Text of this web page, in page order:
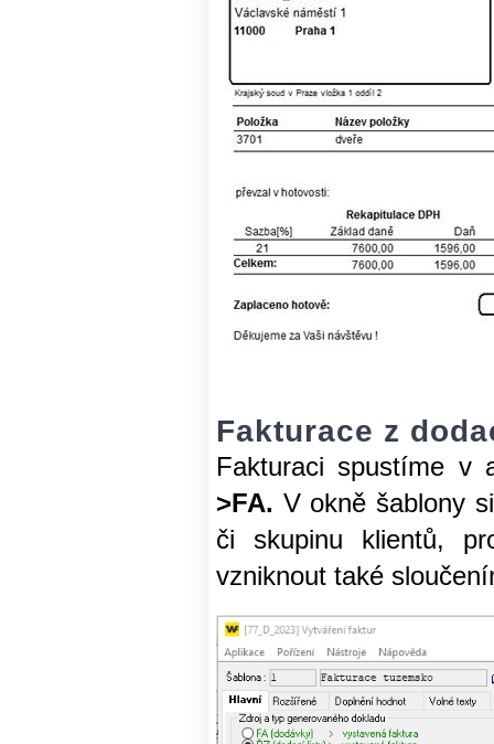
Fakturace z
Fakturaci spustíme v
>FA. V okně šablony
či skupinu klientů,
vzniknout také